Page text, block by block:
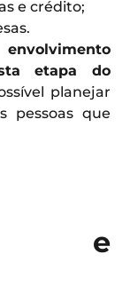
e crédito;
etapa do
planejar
pessoas que
e